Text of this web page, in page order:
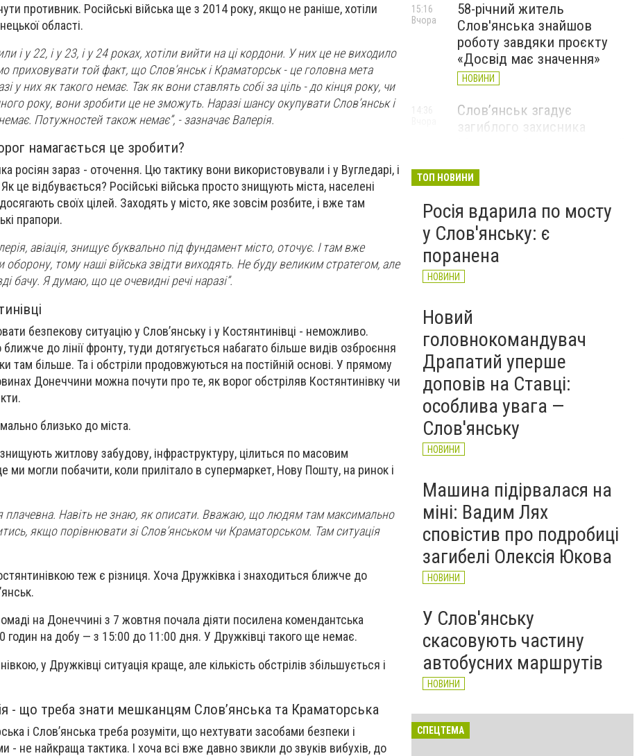
противник. Російські війська ще з 2014 року, якщо не раніше, хотіли
області.
і у 22, і у 23, і у 24 роках, хотіли вийти на ці кордони. У них це не виходило
приховувати той факт, що Слов’янськ і Краматорськ - це головна мета
у них як такого немає. Так як вони ставлять собі за ціль - до кінця року, чи
року, вони зробити це не зможуть. Наразі шансу окупувати Слов’янськ і
Потужностей також немає”, - зазначає Валерія.
намагається це зробити?
росіян зараз - оточення. Цю тактику вони використовували і у Вугледарі, і
Як це відбувається? Російські війська просто знищують міста, населені
своїх цілей. Заходять у місто, яке зовсім розбите, і вже там
прапори.
авіація, знищує буквально під фундамент місто, оточує. І там вже
тому наші війська звідти виходять. Не буду великим стратегом, але
бачу. Я думаю, що це очевидні речі наразі”.
безпекову ситуацію у Слов’янську і у Костянтинівці - неможливо.
до лінії фронту, туди дотягується набагато більше видів озброєння
там більше. Та і обстріли продовжуються на постійній основі. У прямому
Донеччини можна почути про те, як ворог обстріляв Костянтинівку чи
близько до міста.
знищують житлову забудову, інфраструктуру, цілиться по масовим
ми могли побачити, коли прилітало в супермаркет, Нову Пошту, на ринок і
плачевна. Навіть не знаю, як описати. Вважаю, що людям там максимально
якщо порівнювати зі Слов’янськом чи Краматорськом. Там ситуація
теж є різниця. Хоча Дружківка і знаходиться ближче до
на Донеччині з 7 жовтня почала діяти посилена комендантська
годин на добу — з 15:00 до 11:00 дня. У Дружківці такого ще немає.
у Дружківці ситуація краще, але кількість обстрілів збільшується і
- що треба знати мешканцям Слов’янська та Краматорська
і Слов’янська треба розуміти, що нехтувати засобами безпеки і
- не найкраща тактика. І хоча всі вже давно звикли до звуків вибухів, до
58-річний житель
Слов'янська знайшов
роботу завдяки проєкту
«Досвід має значення»
НОВИНИ
15:16
Вчора
Слов’янськ згадує
загиблого захисника
НОВИНИ
ТОП НОВИНИ
Росія вдарила по мосту
у Слов'янську: є
поранена
НОВИНИ
Новий
головнокомандувач
Драпатий уперше
доповів на Ставці:
особлива увага —
Слов'янську
НОВИНИ
Машина підірвалася на
міні: Вадим Лях
сповістив про подробиці
загибелі Олексія Юкова
НОВИНИ
У Слов'янську
скасовують частину
автобусних маршрутів
НОВИНИ
СПЕЦТЕМА